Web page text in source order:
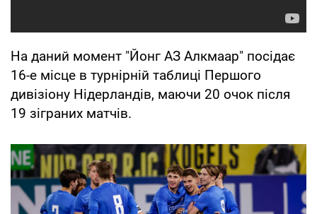
На даний момент "Йонг АЗ Алкмаар" посідає
16-е місце в турнірній таблиці Першого
дивізіону Нідерландів, маючи 20 очок після
19 зіграних матчів.